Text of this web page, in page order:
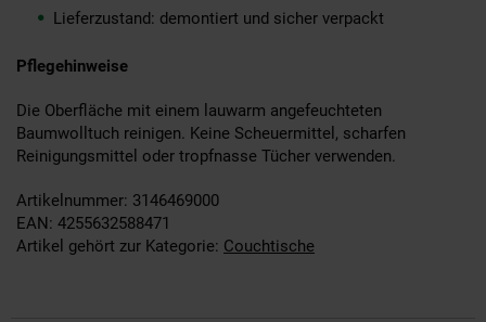
Lieferzustand: demontiert und sicher verpackt
Pflegehinweise
Die Oberfläche mit einem lauwarm angefeuchteten
Baumwolltuch reinigen. Keine Scheuermittel, scharfen
Reinigungsmittel oder tropfnasse Tücher verwenden.
Artikelnummer: 3146469000
EAN: 4255632588471
Artikel gehört zur Kategorie: Couchtische